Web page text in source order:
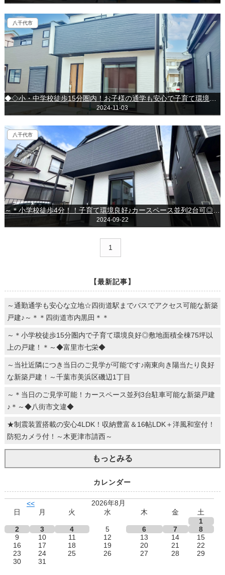
八千代市
2024-11-03
八千代市
～＊小学校徒歩4分！！子育て環境良好♪カースペース並列2台可◎＊～◇八千代市大和田◇
2024-09-22
1
【最新記事】
～通勤通学も安心な立地☆四街道駅までバスでアクセス可能な新築
戸建♪～＊＊四街道市内黒田＊＊
～＊小学校徒歩15分圏内で子育て環境良好◎敷地面積全棟75坪以
上の戸建！＊～◆富里市七栄◆
～当社近隣につき当日のご見学が可能です♪南東向き陽当たり良好
な新築戸建！～千葉市美浜区磯辺1丁目
～＊当日のご見学可能！カースペース並列3台駐車可能な新築戸建
♪＊～◆八街市文違◆
★制震装置搭載の安心4LDK！収納豊富＆16帖LDK＋洋風和室付！
防犯カメラ付！～木更津市請西～
もっとみる
カレンダー
<<
2026年8月
日
月 火 水 木 金
土
1
2
3 4 5 6 7
8
9
10 11 12 13 14
15
16
17 18 19 20 21
22
23
24 25 26 27 28
29
30
31